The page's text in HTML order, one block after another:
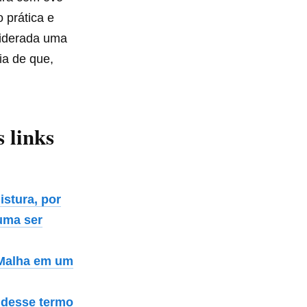
prática e
uma
de que,
links
por
ser
em um
termo